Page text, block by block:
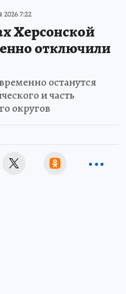
7:22
Херсонской
отключили
останутся
и часть
округов